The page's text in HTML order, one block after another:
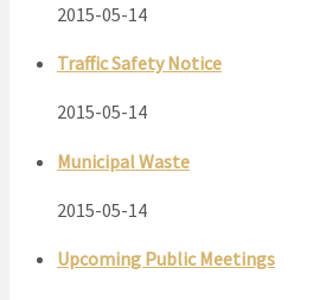
2015-05-14
Traffic Safety Notice
2015-05-14
Municipal Waste
2015-05-14
Upcoming Public Meetings